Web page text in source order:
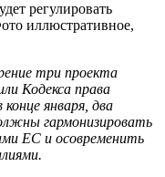
регулировать
иллюстративное,
три проекта
Кодекса права
конце января, два
гармонизировать
ЕС и осовременить